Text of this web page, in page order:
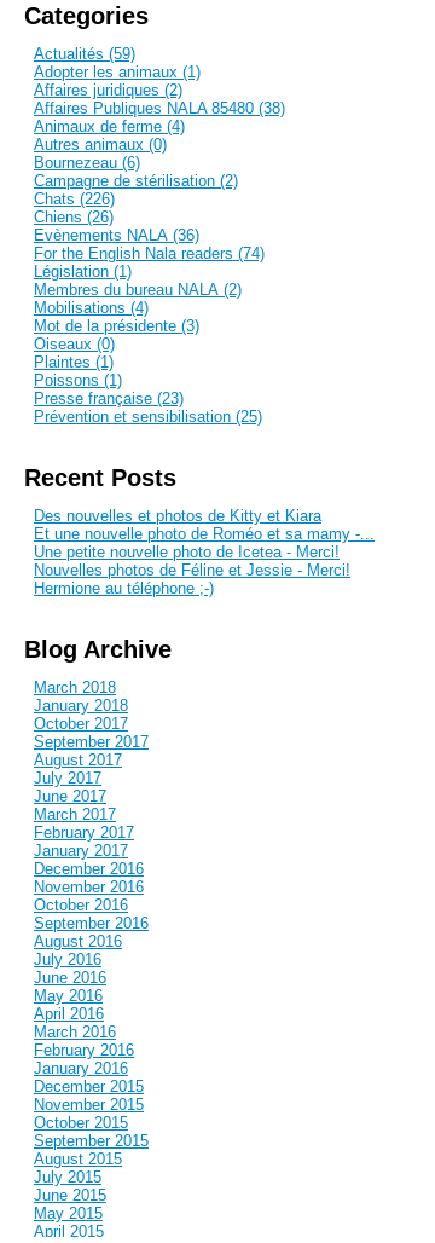
Categories
Actualités (59)
Adopter les animaux (1)
Affaires juridiques (2)
Affaires Publiques NALA 85480 (38)
Animaux de ferme (4)
Autres animaux (0)
Bournezeau (6)
Campagne de stérilisation (2)
Chats (226)
Chiens (26)
Evènements NALA (36)
For the English Nala readers (74)
Législation (1)
Membres du bureau NALA (2)
Mobilisations (4)
Mot de la présidente (3)
Oiseaux (0)
Plaintes (1)
Poissons (1)
Presse française (23)
Prévention et sensibilisation (25)
Recent Posts
Des nouvelles et photos de Kitty et Kiara
Et une nouvelle photo de Roméo et sa mamy -...
Une petite nouvelle photo de Icetea - Merci!
Nouvelles photos de Féline et Jessie - Merci!
Hermione au téléphone ;-)
Blog Archive
March 2018
January 2018
October 2017
September 2017
August 2017
July 2017
June 2017
March 2017
February 2017
January 2017
December 2016
November 2016
October 2016
September 2016
August 2016
July 2016
June 2016
May 2016
April 2016
March 2016
February 2016
January 2016
December 2015
November 2015
October 2015
September 2015
August 2015
July 2015
June 2015
May 2015
April 2015